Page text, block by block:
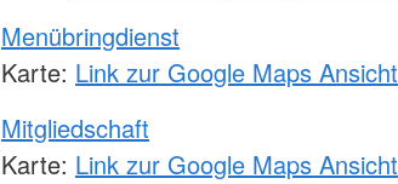
Menübringdienst
Karte: Link zur Google Maps Ansicht
Mitgliedschaft
Karte: Link zur Google Maps Ansicht